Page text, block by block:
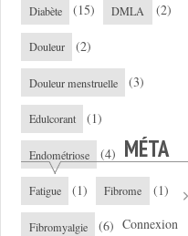
Diabète (15) DMLA (2)
Douleur (2)
Douleur menstruelle (3)
Edulcorant (1)
Endométriose (4)
Fatigue (1) Fibrome (1)
Fibromyalgie (6)
MÉTA
Connexion